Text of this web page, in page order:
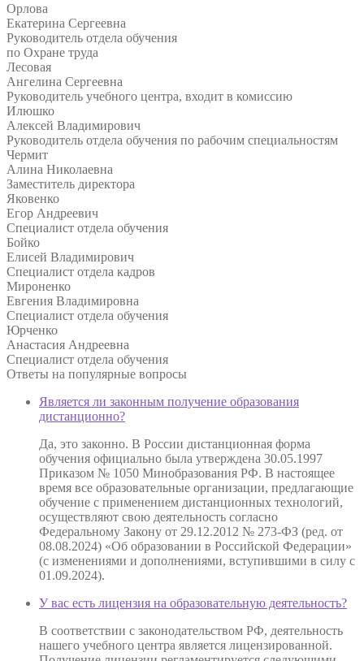
Орлова
Екатерина Сергеевна
Руководитель отдела обучения
по Охране труда
Лесовая
Ангелина Сергеевна
Руководитель учебного центра, входит в комиссию
Илюшко
Алексей Владимирович
Руководитель отдела обучения по рабочим специальностям
Чермит
Алина Николаевна
Заместитель директора
Яковенко
Егор Андреевич
Специалист отдела обучения
Бойко
Елисей Владимирович
Специалист отдела кадров
Мироненко
Евгения Владимировна
Специалист отдела обучения
Юрченко
Анастасия Андреевна
Специалист отдела обучения
Ответы на популярные вопросы
Является ли законным получение образования
дистанционно?
Да, это законно. В России дистанционная форма
обучения официально была утверждена 30.05.1997
Приказом № 1050 Минобразования РФ. В настоящее
время все образовательные организации, предлагающие
обучение с применением дистанционных технологий,
осуществляют свою деятельность согласно
Федеральному Закону от 29.12.2012 № 273-ФЗ (ред. от
08.08.2024) «Об образовании в Российской Федерации»
(с изменениями и дополнениями, вступившими в силу с
01.09.2024).
У вас есть лицензия на образовательную деятельность?
В соответствии с законодательством РФ, деятельность
нашего учебного центра является лицензированной.